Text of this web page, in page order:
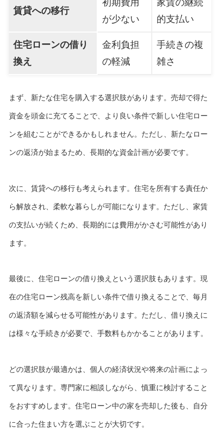
賃貸への移行
初期費用
が少ない
家賃の継続
的支払い
住宅ローンの借り
換え
金利負担
の軽減
手続きの複
雑さ
まず、新たな住宅を購入する選択肢があります。売却で得た
資金を頭金に充てることで、より良い条件で新しい住宅ロー
ンを組むことができるかもしれません。ただし、新たなロー
ンの返済が始まるため、長期的な資金計画が必要です。
次に、賃貸への移行も考えられます。住宅を所有する責任か
ら解放され、柔軟な暮らしが可能になります。ただし、家賃
の支払いが続くため、長期的には費用がかさむ可能性があり
ます。
最後に、住宅ローンの借り換えという選択肢もあります。現
在の住宅ローン残高を新しい条件で借り換えることで、毎月
の返済額を減らせる可能性があります。ただし、借り換えに
は様々な手続きが必要で、手数料もかかることがあります。
どの選択肢が最適かは、個人の経済状況や将来の計画によっ
て異なります。専門家に相談しながら、慎重に検討すること
をおすすめします。住宅ローン中の家を売却した後も、自分
に合った住まい方を選ぶことが大切です。